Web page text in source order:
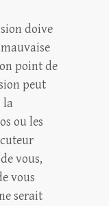
doive
point de
peut
la
ou les
vous,
vous
serait